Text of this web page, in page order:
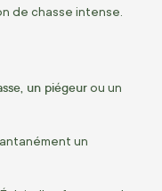
de chasse intense.
un piégeurou un
un